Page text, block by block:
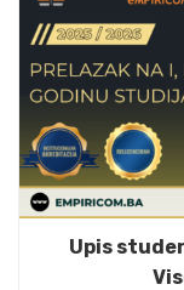
Upis